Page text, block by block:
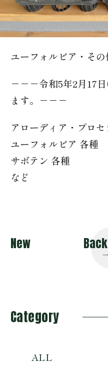
ユーフォルビア・そ
－－－令和5年2月17
ます。－－－
アローディア・プロセ
ユーフォルビア 各種
サボテン 各種
など
New
Category
ALL